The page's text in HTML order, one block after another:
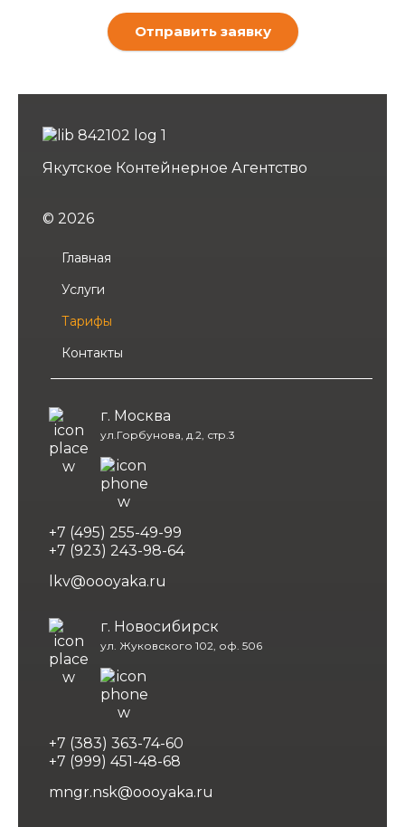
Отправить заявку
Якутское Контейнерное Агентство
© 2026
Главная
Услуги
Тарифы
Контакты
г. Москва
ул.Горбунова, д.2, стр.3
+7 (495) 255-49-99
+7 (923) 243-98-64
lkv@oooyaka.ru
г. Новосибирск
ул. Жуковского 102, оф. 506
+7 (383) 363-74-60
+7 (999) 451-48-68
mngr.nsk@oooyaka.ru